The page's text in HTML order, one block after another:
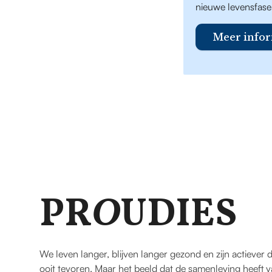
nieuwe
Meer
PROUDIES
We leven langer, blijven langer gezond en zijn actiever
ooit tevoren. Maar het beeld dat de samenleving heeft